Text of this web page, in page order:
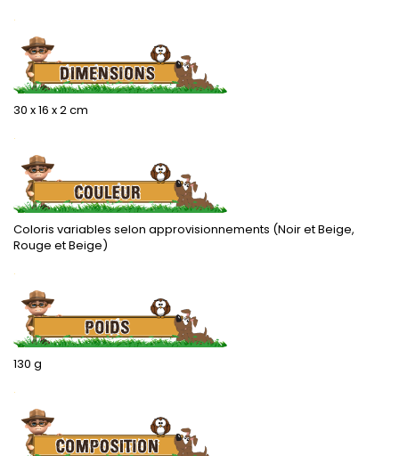
.
30 x 16 x 2 cm
.
Coloris variables selon approvisionnements (Noir et Beige,
Rouge et Beige)
.
130 g
.